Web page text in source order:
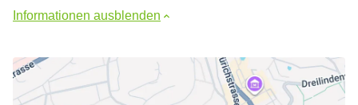
Informationen ausblenden